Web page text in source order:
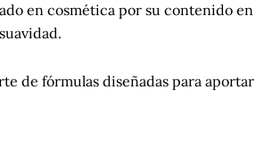
en cosmética por su contenido en
de fórmulas diseñadas para